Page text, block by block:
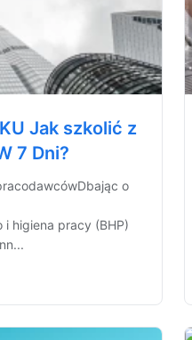
Jak szkolić z
7 Dni?
o
higiena pracy (BHP)